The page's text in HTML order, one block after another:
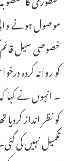
موصول ہونے والی
خصوصی سیل
کو روانہ کردہ
۔ انہوں نے
کو نظر انداز
تکمیل نہیں کی